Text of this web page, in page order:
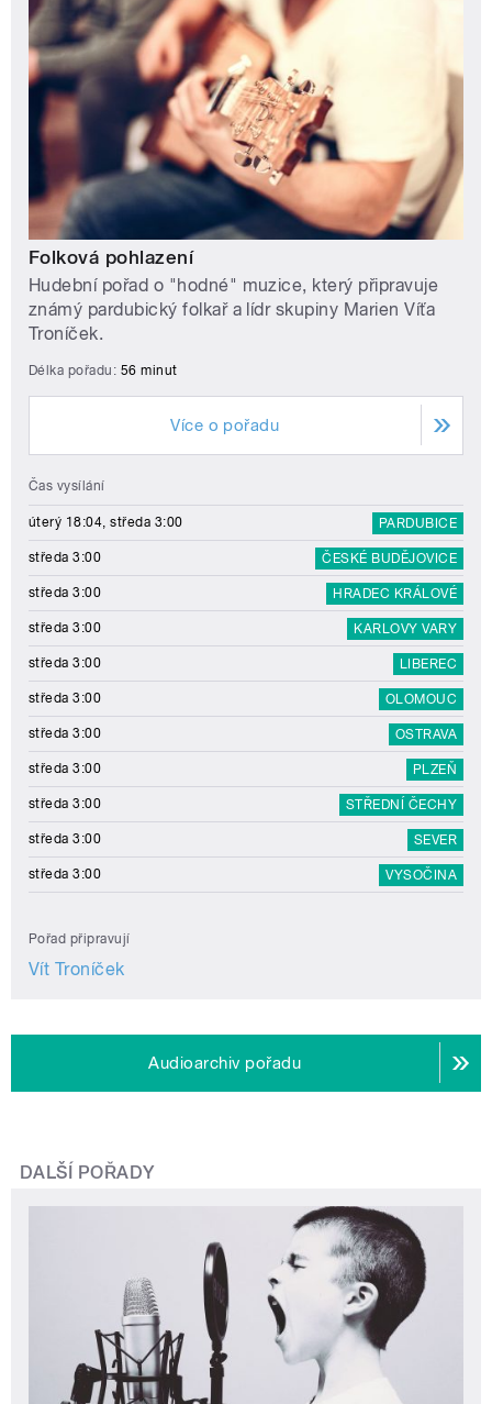
Folková pohlazení
Hudební pořad o "hodné" muzice, který připravuje
známý pardubický folkař a lídr skupiny Marien Víťa
Troníček.
Délka pořadu: 56 minut
Více o pořadu
Čas vysílání
úterý 18:04, středa 3:00 PARDUBICE
středa 3:00 ČESKÉ BUDĚJOVICE
středa 3:00 HRADEC KRÁLOVÉ
středa 3:00 KARLOVY VARY
středa 3:00 LIBEREC
středa 3:00 OLOMOUC
středa 3:00 OSTRAVA
středa 3:00 PLZEŇ
středa 3:00 STŘEDNÍ ČECHY
středa 3:00 SEVER
středa 3:00 VYSOČINA
Pořad připravují
Vít Troníček
Audioarchiv pořadu
DALŠÍ POŘADY